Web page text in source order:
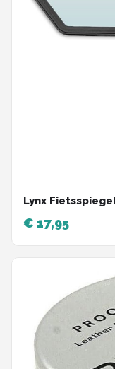
Lynx
€ 17,95